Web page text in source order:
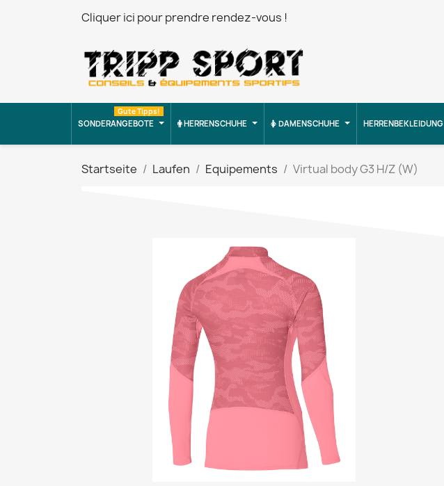
Cliquer ici pour prendre rendez-vous !
SONDERANGEBOTE
Gute Tipps!
HERRENSCHUHE DAMENSCHUHE HERRENBEKLEIDUNG
Startseite Laufen Equipements Virtual body G3 H/Z (W)